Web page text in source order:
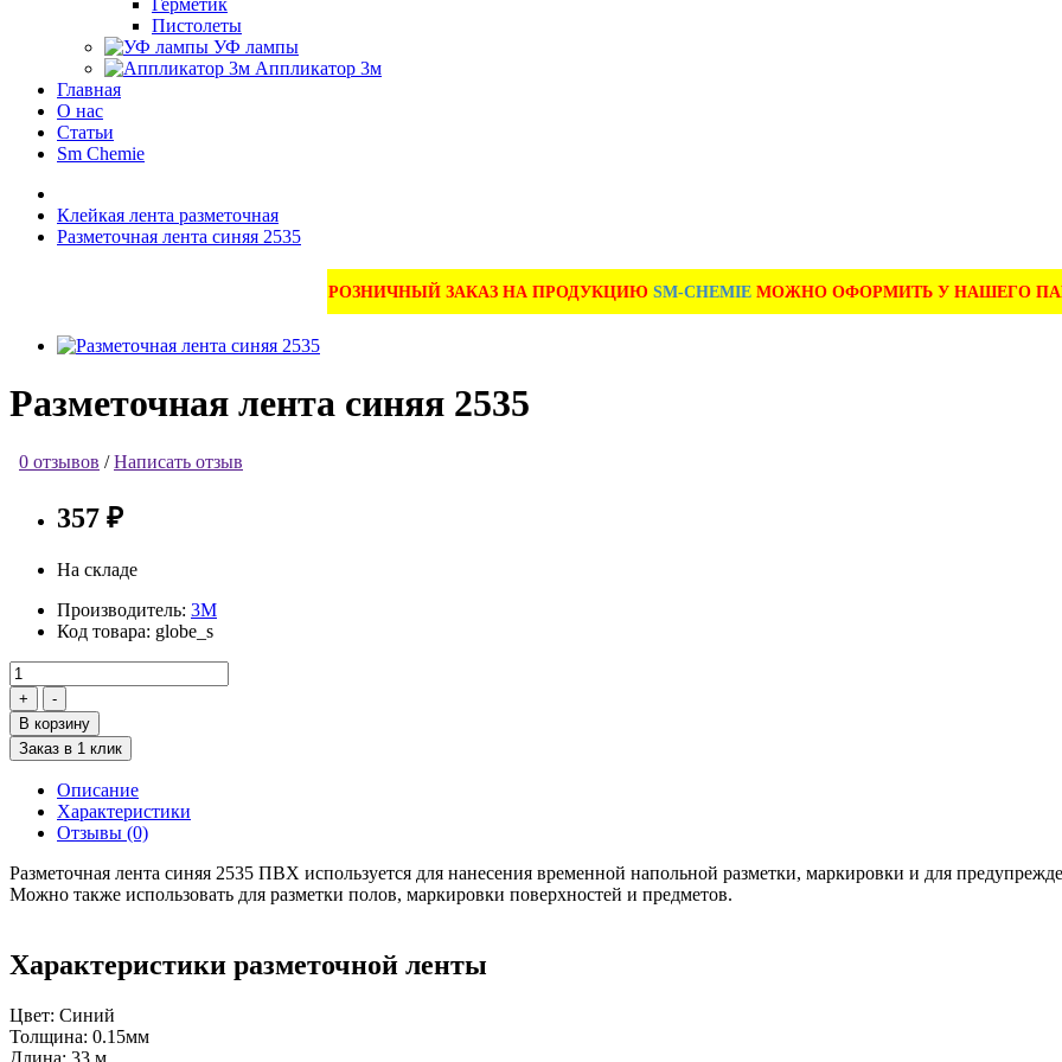
Пистолеты
УФ лампы
Аппликатор 3м
Главная
О нас
Статьи
Sm Chemie
Клейкая лента разметочная
Разметочная лента синяя 2535
РОЗНИЧНЫЙ ЗАКАЗ НА ПРОДУКЦИЮ SM-CHEMIE МОЖНО ОФОРМИТЬ У НАШЕГО
Разметочная лента синяя 2535
0 отзывов /Написать отзыв
357 ₽
На складе
Производитель: 3М
Код товара: globe_s
В корзину
Заказ в 1 клик
Описание
Характеристики
Отзывы (0)
Разметочная лента синяя 2535 ПВХ используется для нанесения временной напольной разметки, маркировки и для
Можно также использовать для разметки полов, маркировки поверхностей и предметов.
Характеристики разметочной ленты
Цвет: Синий
Толщина: 0.15мм